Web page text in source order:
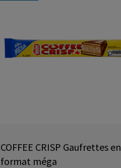
COFFEE CRISP Gaufrettes en
format méga